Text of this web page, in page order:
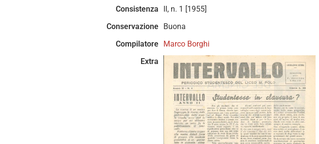
Consistenza
II, n. 1 [1955]
Conservazione Buona
Compilatore Marco Borghi
Extra